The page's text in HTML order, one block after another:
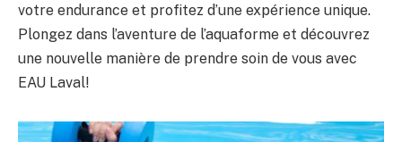
votre endurance et profitez d’une expérience unique.
Plongez dans l’aventure de l’aquaforme et découvrez
une nouvelle manière de prendre soin de vous avec
EAU Laval!